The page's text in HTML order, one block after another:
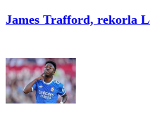
James Trafford, rekorla